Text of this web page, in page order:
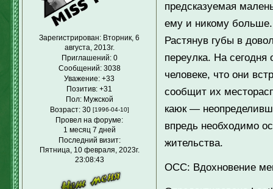
Зарегистрирован: Вторник, 6
августа, 2013г.
Приглашений:0
Сообщений:3038
Уважение: +33
Позитив: +31
Пол:Мужской
Возраст:30 [1996-04-10]
Провел на форуме:
1 месяц 7 дней
Последний визит:
Пятница, 10 февраля, 2023г.
23:08:43
предсказуемая
ему и никому больше.
Растянув губы в
переулка. На
человеке, что они
сообщит их
каюк —
впредь необходимо
жительства.
ОСС: Вдохновение